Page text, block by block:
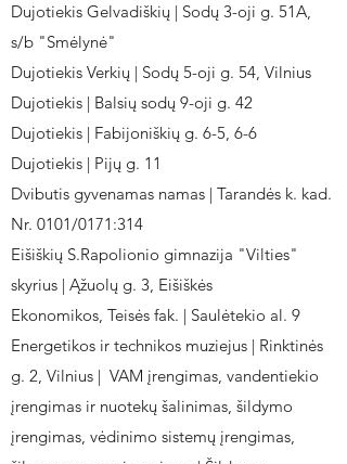
Dujotiekis Gelvadiškių | Sodų 3-oji g. 51A,
s/b "Smėlynė"
Dujotiekis Verkių | Sodų 5-oji g. 54, Vilnius
Dujotiekis | Balsių sodų 9-oji g. 42
Dujotiekis | Fabijoniškių g. 6-5, 6-6
Dujotiekis | Pijų g. 11
Dvibutis gyvenamas namas | Tarandės k. kad.
Nr. 0101/0171:314
Eišiškių S.Rapolionio gimnazija "Vilties"
skyrius | Ąžuolų g. 3, Eišiškės
Ekonomikos, Teisės fak. | Saulėtekio al. 9
Energetikos ir technikos muziejus | Rinktinės
g. 2, Vilnius | VAM įrengimas, vandentiekio
įrengimas ir nuotekų šalinimas, šildymo
įrengimas, vėdinimo sistemų įrengimas,